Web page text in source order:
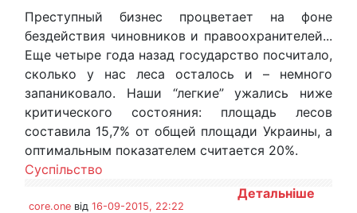
Преступный бизнес процветает на фоне
бездействия чиновников и правоохранителей...
Еще четыре года назад государство посчитало,
сколько у нас леса осталось и – немного
запаниковало. Наши “легкие” ужались ниже
критического состояния: площадь лесов
составила 15,7% от общей площади Украины, а
оптимальным показателем считается 20%.
Суспільство
Детальніше
core.one від 16-09-2015, 22:22